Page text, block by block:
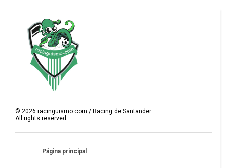
© 2026 racinguismo.com / Racing de Santander
All rights reserved.
Página principal